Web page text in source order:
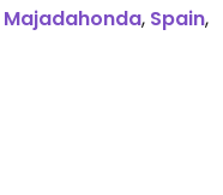
Majadahonda, Spain,